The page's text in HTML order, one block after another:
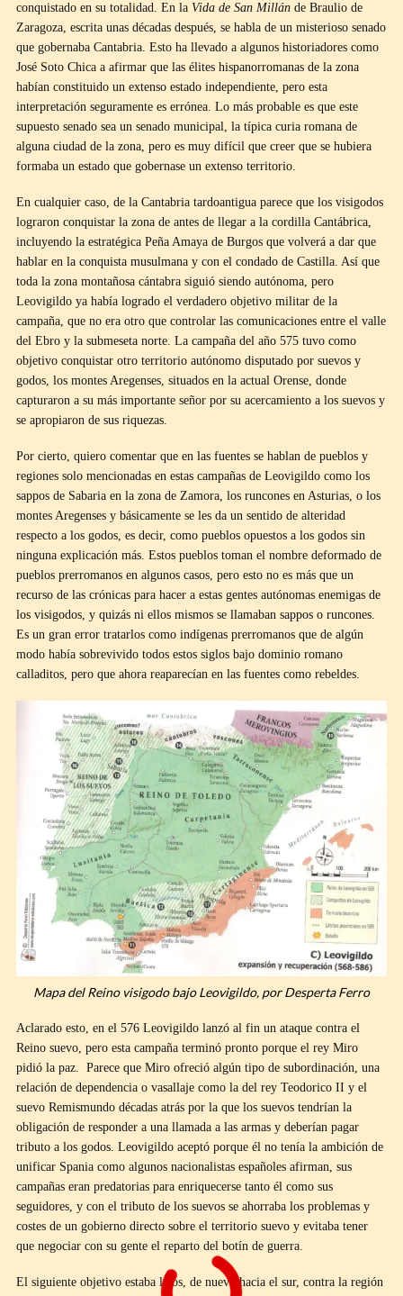
conquistado en su totalidad. En la Vida de San Millán de Braulio de
Zaragoza, escrita unas décadas después, se habla de un misterioso senado
que gobernaba Cantabria. Esto ha llevado a algunos historiadores como
José Soto Chica a afirmar que las élites hispanorromanas de la zona
habían constituido un extenso estado independiente, pero esta
interpretación seguramente es errónea. Lo más probable es que este
supuesto senado sea un senado municipal, la típica curia romana de
alguna ciudad de la zona, pero es muy difícil que creer que se hubiera
formaba un estado que gobernase un extenso territorio.
En cualquier caso, de la Cantabria tardoantigua parece que los visigodos
lograron conquistar la zona de antes de llegar a la cordilla Cantábrica,
incluyendo la estratégica Peña Amaya de Burgos que volverá a dar que
hablar en la conquista musulmana y con el condado de Castilla. Así que
toda la zona montañosa cántabra siguió siendo autónoma, pero
Leovigildo ya había logrado el verdadero objetivo militar de la
campaña, que no era otro que controlar las comunicaciones entre el valle
del Ebro y la submeseta norte. La campaña del año 575 tuvo como
objetivo conquistar otro territorio autónomo disputado por suevos y
godos, los montes Aregenses, situados en la actual Orense, donde
capturaron a su más importante señor por su acercamiento a los suevos y
se apropiaron de sus riquezas.
Por cierto, quiero comentar que en las fuentes se hablan de pueblos y
regiones solo mencionadas en estas campañas de Leovigildo como los
sappos de Sabaria en la zona de Zamora, los runcones en Asturias, o los
montes Aregenses y básicamente se les da un sentido de alteridad
respecto a los godos, es decir, como pueblos opuestos a los godos sin
ninguna explicación más. Estos pueblos toman el nombre deformado de
pueblos prerromanos en algunos casos, pero esto no es más que un
recurso de las crónicas para hacer a estas gentes autónomas enemigas de
los visigodos, y quizás ni ellos mismos se llamaban sappos o runcones.
Es un gran error tratarlos como indígenas prerromanos que de algún
modo había sobrevivido todos estos siglos bajo dominio romano
calladitos, pero que ahora reaparecían en las fuentes como rebeldes.
Mapa del Reino visigodo bajo Leovigildo, por Desperta Ferro
Aclarado esto, en el 576 Leovigildo lanzó al fin un ataque contra el
Reino suevo, pero esta campaña terminó pronto porque el rey Miro
pidió la paz. Parece que Miro ofreció algún tipo de subordinación, una
relación de dependencia o vasallaje como la del rey Teodorico II y el
suevo Remismundo décadas atrás por la que los suevos tendrían la
obligación de responder a una llamada a las armas y deberían pagar
tributo a los godos. Leovigildo aceptó porque él no tenía la ambición de
unificar Spania como algunos nacionalistas españoles afirman, sus
campañas eran predatorias para enriquecerse tanto él como sus
seguidores, y con el tributo de los suevos se ahorraba los problemas y
costes de un gobierno directo sobre el territorio suevo y evitaba tener
que negociar con su gente el reparto del botín de guerra.
El siguiente objetivo estaba lejos, de nuevo hacia el sur, contra la región